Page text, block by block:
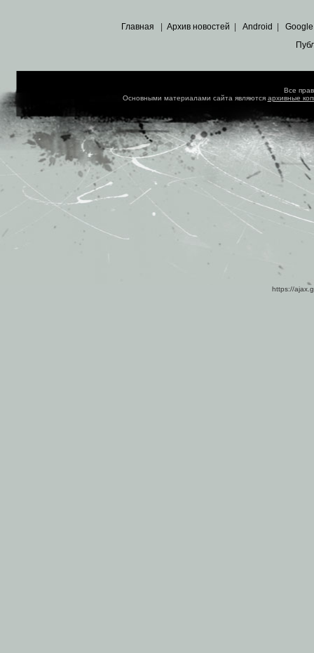
Главная Архив новостей Android Google
Все
Основными материалами сайта являются архивные
https://